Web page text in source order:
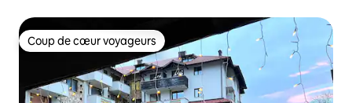
Coup de cœur voyageurs
Coup de cœur voyageurs